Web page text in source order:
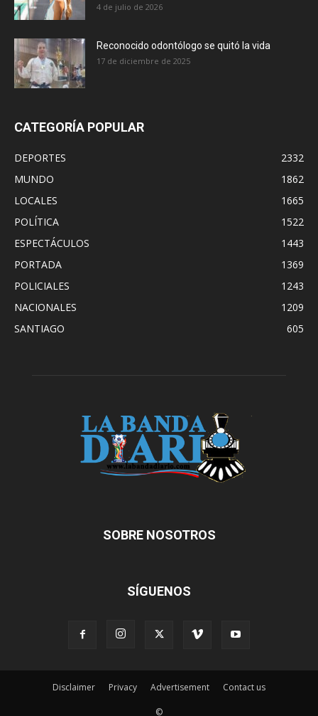
4 de julio de 2026
Reconocido odontólogo se quitó la vida
17 de diciembre de 2025
CATEGORÍA POPULAR
DEPORTES
2332
MUNDO
1862
LOCALES
1665
POLÍTICA
1522
ESPECTÁCULOS
1443
PORTADA
1369
POLICIALES
1243
NACIONALES
1209
SANTIAGO
605
SOBRE NOSOTROS
SÍGUENOS
Disclaimer Privacy Advertisement Contact us
©